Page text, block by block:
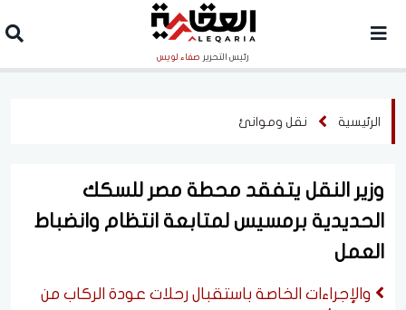
رئيس التحرير صفاء لويس
الرئيسية نقل وموانئ
وزير النقل يتفقد محطة مصر للسكك
الحديدية برمسيس لمتابعة انتظام وانضباط
العمل
والإجراءات الخاصة باستقبال رحلات عودة الركاب من